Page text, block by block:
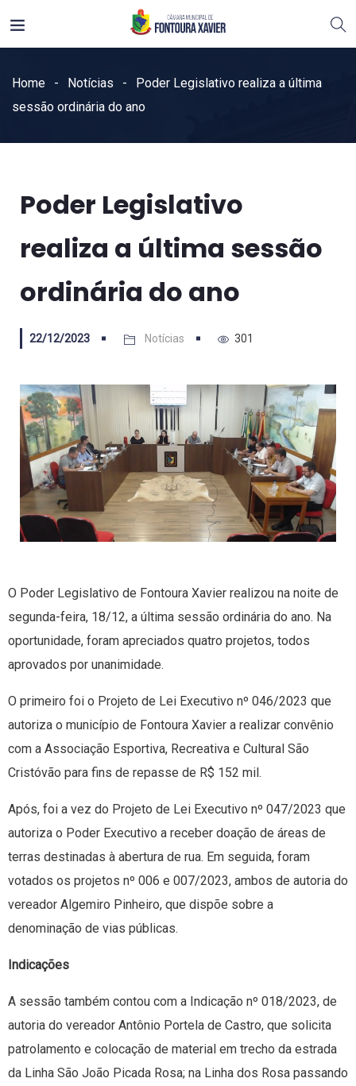
Home Notícias
Poder Legislativo realiza a última
sessão ordinária do ano
Poder Legislativo
realiza a última sessão
ordinária do ano
22/12/2023 Notícias 301
O Poder Legislativo de Fontoura Xavier realizou na noite de
segunda-feira, 18/12, a última sessão ordinária do ano. Na
oportunidade, foram apreciados quatro projetos, todos
aprovados por unanimidade.
O primeiro foi o Projeto de Lei Executivo nº 046/2023 que
autoriza o município de Fontoura Xavier a realizar convênio
com a Associação Esportiva, Recreativa e Cultural São
Cristóvão para fins de repasse de R$ 152 mil.
Após, foi a vez do Projeto de Lei Executivo nº 047/2023 que
autoriza o Poder Executivo a receber doação de áreas de
terras destinadas à abertura de rua. Em seguida, foram
votados os projetos nº 006 e 007/2023, ambos de autoria do
vereador Algemiro Pinheiro, que dispõe sobre a
denominação de vias públicas.
Indicações
A sessão também contou com a Indicação nº 018/2023, de
autoria do vereador Antônio Portela de Castro, que solicita
patrolamento e colocação de material em trecho da estrada
da Linha São João Picada Rosa; na Linha dos Rosa passando